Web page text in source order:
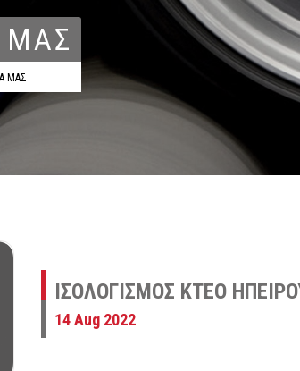
ΜΑΣ
ΜΑΣ
ΙΣΟΛΟΓΙΣΜΟΣ ΚΤΕΟ
14 Aug 2022